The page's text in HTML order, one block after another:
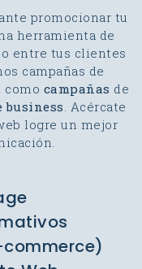
promocionar tu
herramienta de
entre tus clientes
campañas de
como campañas de
business . Acércate
logre un mejor